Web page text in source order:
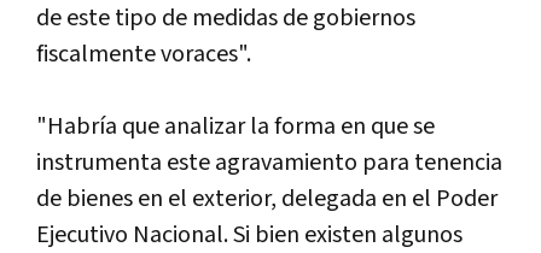
de este tipo de medidas de gobiernos
fiscalmente voraces".
"Habría que analizar la forma en que se
instrumenta este agravamiento para tenencia
de bienes en el exterior, delegada en el Poder
Ejecutivo Nacional. Si bien existen algunos